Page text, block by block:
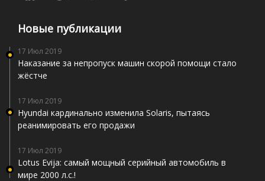
Новые публикации
17 Июл 2019
Наказание за непропуск машин скорой помощи стало
жёстче
17 Июл 2019
Hyundai кардинально изменила Solaris, пытаясь
реанимировать его продажи
17 Июл 2019
Lotus Evija: самый мощный серийный автомобиль в
мире 2000 л.с.!